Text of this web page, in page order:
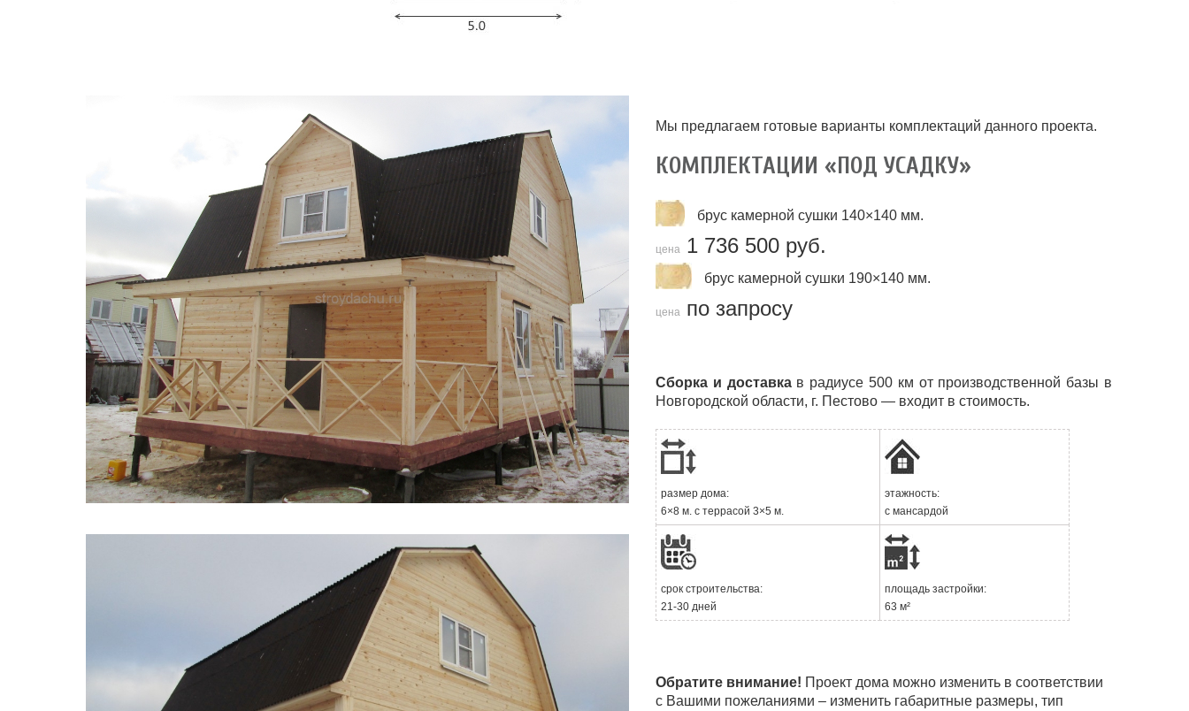
Мы предлагаем готовые варианты комплектаций данного проекта.
КОМПЛЕКТАЦИИ «ПОД УСАДКУ»
брус камерной сушки 140×140 мм.
цена 1 736 500 руб.
брус камерной сушки 190×140 мм.
цена по запросу
Сборка и доставкав радиусе 500 км от производственной базы в
Новгородской области, г. Пестово — входит в стоимость.
размер дома:
6×8 м. с террасой 3×5 м.
этажность:
с мансардой
срок строительства:
21-30 дней
площадь застройки:
63 м²
Обратите внимание! Проект дома можно изменить в соответствии
с Вашими пожеланиями – изменить габаритные размеры, тип